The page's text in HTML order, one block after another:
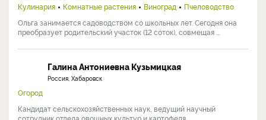
Кулинария
Комнатные растения Виноград
Пчеловодство
Ольга занимается садоводством со школьных лет. Сегодня она
преобразует родительский участок (12 соток), совмещая ...
Галина Антониевна Кузьмицкая
Россия, Хабаровск
Огород
Кандидат сельскохозяйственных наук, ведущий научный
сотрудник отдела овощных культур и картофеля